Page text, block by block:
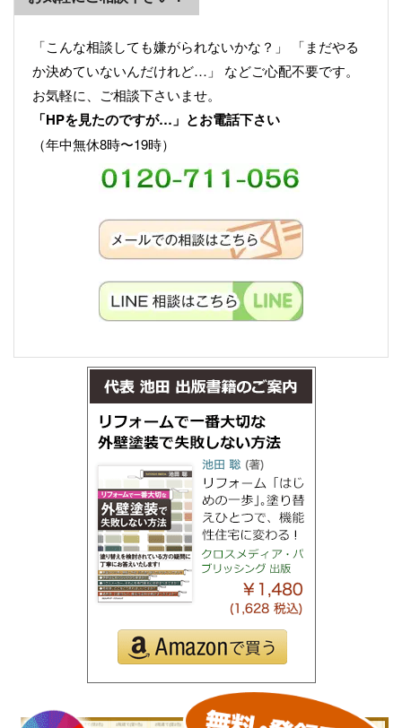
「こんな相談しても嫌がられないかな？」 「まだやる
か決めていないんだけれど…」 などご心配不要です。
お気軽に、ご相談下さいませ。
「HPを見たのですが…」とお電話下さい
（年中無休8時〜19時）